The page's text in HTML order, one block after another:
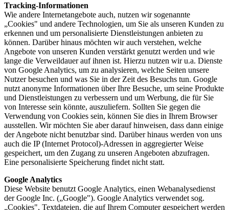
Tracking-Informationen
Wie andere Internetangebote auch, nutzen wir sogenannte
„Cookies" und andere Technologien, um Sie als unseren Kunden zu
erkennen und um personalisierte Dienstleistungen anbieten zu
können. Darüber hinaus möchten wir auch verstehen, welche
Angebote von unseren Kunden verstärkt genutzt werden und wie
lange die Verweildauer auf ihnen ist. Hierzu nutzen wir u.a. Dienste
von Google Analytics, um zu analysieren, welche Seiten unsere
Nutzer besuchen und was Sie in der Zeit des Besuchs tun. Google
nutzt anonyme Informationen über Ihre Besuche, um seine Produkte
und Dienstleistungen zu verbessern und um Werbung, die für Sie
von Interesse sein könnte, auszuliefern. Sollten Sie gegen die
Verwendung von Cookies sein, können Sie dies in Ihrem Browser
ausstellen. Wir möchten Sie aber darauf hinweisen, dass dann einige
der Angebote nicht benutzbar sind. Darüber hinaus werden von uns
auch die IP (Internet Protocol)-Adressen in aggregierter Weise
gespeichert, um den Zugang zu unseren Angeboten abzufragen.
Eine personalisierte Speicherung findet nicht statt.
Google Analytics
Diese Website benutzt Google Analytics, einen Webanalysedienst
der Google Inc. („Google"). Google Analytics verwendet sog.
„Cookies", Textdateien, die auf Ihrem Computer gespeichert werden